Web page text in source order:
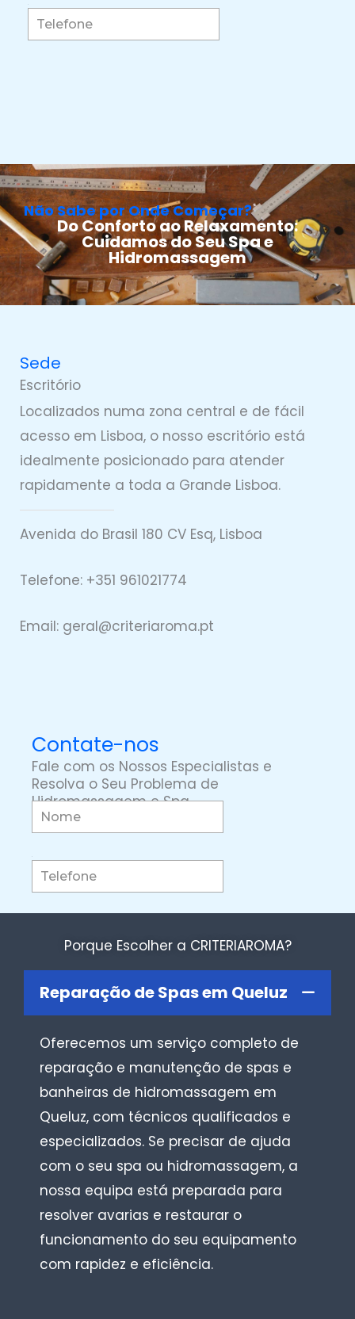
Não Sabe por Onde Começar?
Do Conforto ao Relaxamento:
Cuidamos do Seu Spa e
Hidromassagem
Sede
Escritório
Localizados numa zona central e de fácil
acesso em Lisboa, o nosso escritório está
idealmente posicionado para atender
rapidamente a toda a Grande Lisboa.
Avenida do Brasil 180 CV Esq, Lisboa
Telefone: +351 961021774
Email: geral@criteriaroma.pt
Contate-nos
Fale com os Nossos Especialistas e
Resolva o Seu Problema de
Hidromassagem e Spa
Porque Escolher a CRITERIAROMA?
Reparação de Spas em Queluz
Oferecemos um serviço completo de
reparação e manutenção de spas e
banheiras de hidromassagem em
Queluz, com técnicos qualificados e
especializados. Se precisar de ajuda
com o seu spa ou hidromassagem, a
nossa equipa está preparada para
resolver avarias e restaurar o
funcionamento do seu equipamento
com rapidez e eficiência.